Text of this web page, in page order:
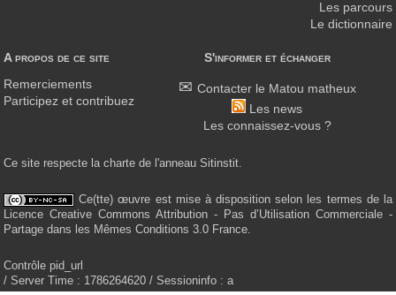
A propos de ce site
Remerciements
Participez et contribuez
S'informer et échanger
Contacter le Matou matheux
Les news
Les connaissez-vous ?
Les parcours
Le dictionnaire
Ce site respecte la charte de l'anneau Sitinstit.
Ce(tte) œuvre est mise à disposition selon les termes de la
Licence Creative Commons Attribution - Pas d’Utilisation Commerciale -
Partage dans les Mêmes Conditions 3.0 France.
Contrôle pid_url
/ Server Time : 1786264620 / Sessioninfo : a